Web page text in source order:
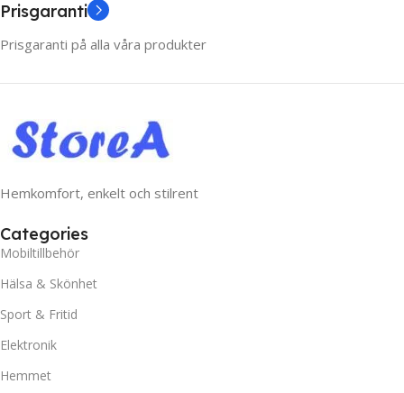
Prisgaranti
Prisgaranti på alla våra produkter
Hemkomfort, enkelt och stilrent
Categories
Mobiltillbehör
Hälsa & Skönhet
Sport & Fritid
Elektronik
Hemmet